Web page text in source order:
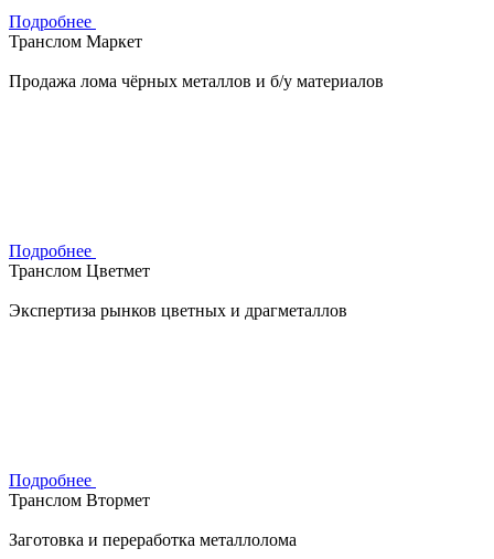
Подробнее
Транслом Маркет
Продажа лома чёрных металлов и б/у материалов
Подробнее
Транслом Цветмет
Экспертиза рынков цветных и драгметаллов
Подробнее
Транслом Втормет
Заготовка и переработка металлолома